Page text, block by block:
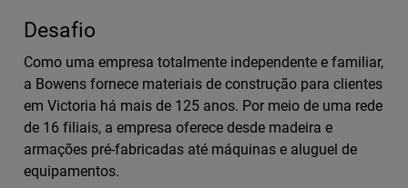
Desafio
Como uma empresa totalmente independente e familiar,
a Bowens fornece materiais de construção para clientes
em Victoria há mais de 125 anos. Por meio de uma rede
de 16 filiais, a empresa oferece desde madeira e
armações pré-fabricadas até máquinas e aluguel de
equipamentos.